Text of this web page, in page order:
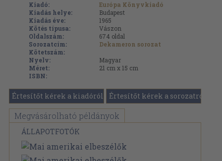
Kiadó:
Európa Könyvkiadó
Kiadás helye:
Budapest
Kiadás éve:
1965
Kötés típusa:
Vászon
Oldalszám:
674 oldal
Sorozatcím:
Dekameron sorozat
Kötetszám:
Nyelv:
Magyar
Méret:
21 cm x 15 cm
ISBN:
Értesítőt kérek a kiadóról Értesítőt kérek a sorozatról
Megvásárolható példányok
ÁLLAPOTFOTÓK